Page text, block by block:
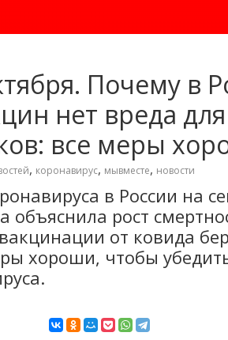
Почему в
нет вреда для
все меры
, коронавирус, мывместе, новости
в России на
рост
от ковида
хороши, чтобы